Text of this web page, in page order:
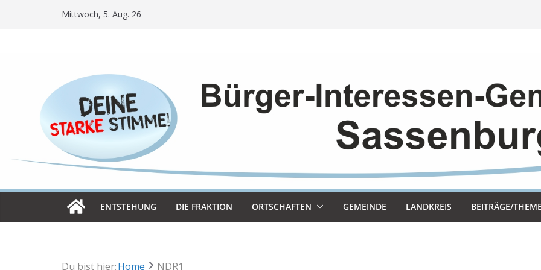
Mittwoch, 5. Aug. 26
ENT­STE­HUNG DIE FRAK­TION ORT­SCHAF­TEN GEMEINDE LAND­KREIS BEITRÄGE/
Du bist hier:Home NDR1